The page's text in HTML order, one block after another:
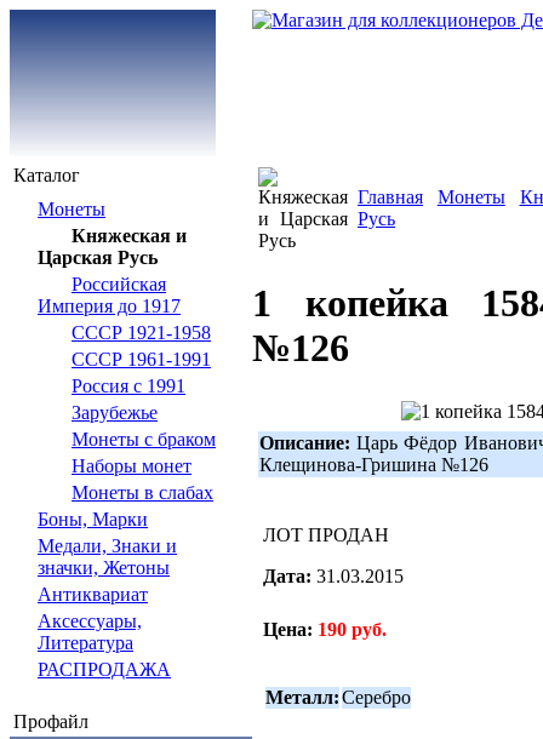
Каталог
Монеты
Княжеская и
Царская Русь
Российская
Империя до 1917
СССР 1921-1958
СССР 1961-1991
Россия с 1991
Зарубежье
Монеты с браком
Наборы монет
Монеты в слабах
Боны, Марки
Медали, Знаки и
значки, Жетоны
Антиквариат
Аксессуары,
Литература
РАСПРОДАЖА
Профайл
Главная Монеты
Русь
1 копейка
№126
Описание: Царь Фёдор
Клещинова-Гришина №126
ЛОТ ПРОДАН
Дата: 31.03.2015
Цена: 190 руб.
Металл:Серебро